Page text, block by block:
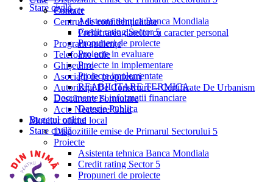
Stare civilă
Proiecte
Asistenta tehnica Banca Mondiala
Credit rating Sector 5
Propuneri de proiecte
Proiecte in evaluare
Proiecte in implementare
Proiecte implementate
REABILITARE TERMICA
Documente si informatii financiare
Datorie Publica
Bugetul online
Stare civilă
Contact
Centrul de confidențialitate
Prelucrarea datelor cu caracter personal
Program audiențe
Telefoane utile
Ghișeul.ro
Asociații de proprietari
Autorizații De Construire – Certificate De Urbanism
Descărcare Formulare
Acte Necesare/Ghid
Monitor oficial local
Dispozitiile emise de Primarul Sectorului 5
Proiecte
Asistenta tehnica Banca Mondiala
Credit rating Sector 5
Propuneri de proiecte